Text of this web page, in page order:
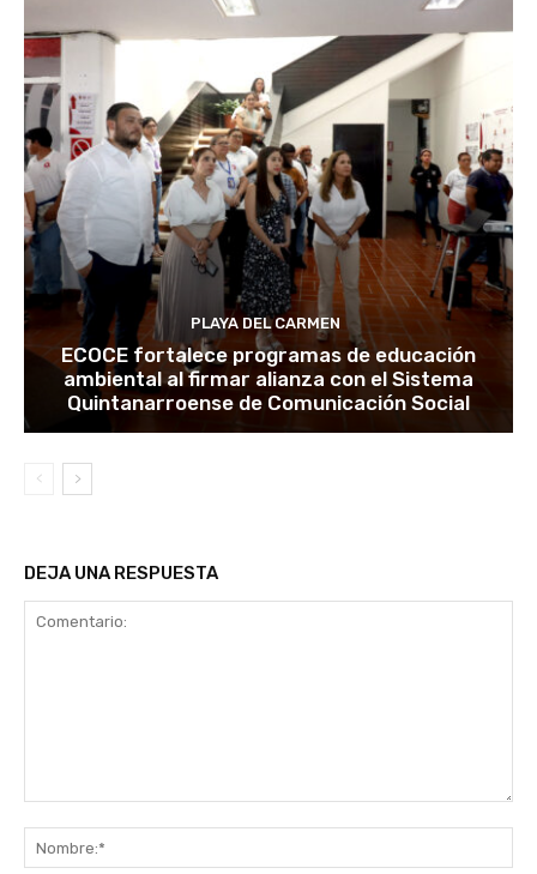
PLAYA DEL CARMEN
ECOCE fortalece programas de educación
ambiental al firmar alianza con el Sistema
Quintanarroense de Comunicación Social
DEJA UNA RESPUESTA